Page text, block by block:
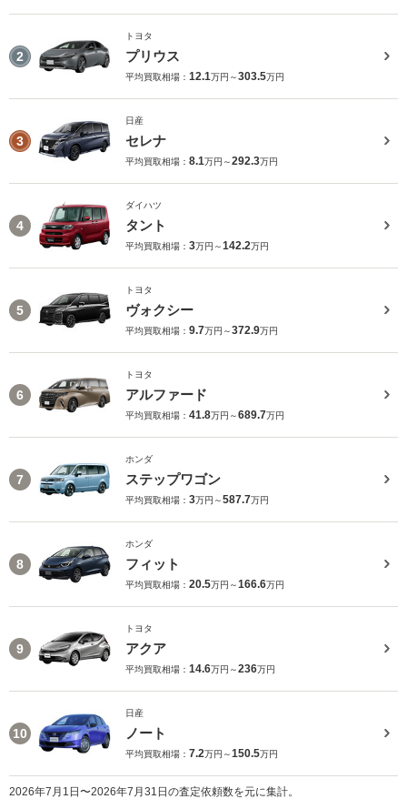
2
トヨタ
プリウス
平均買取相場： 12.1万円～303.5万円
3
日産
セレナ
平均買取相場： 8.1万円～292.3万円
4
ダイハツ
タント
平均買取相場： 3万円～142.2万円
5
トヨタ
ヴォクシー
平均買取相場： 9.7万円～372.9万円
6
トヨタ
アルファード
平均買取相場： 41.8万円～689.7万円
7
ホンダ
ステップワゴン
平均買取相場： 3万円～587.7万円
8
ホンダ
フィット
平均買取相場： 20.5万円～166.6万円
9
トヨタ
アクア
平均買取相場： 14.6万円～236万円
10
日産
ノート
平均買取相場： 7.2万円～150.5万円
2026年7月1日〜2026年7月31日の査定依頼数を元に集計。